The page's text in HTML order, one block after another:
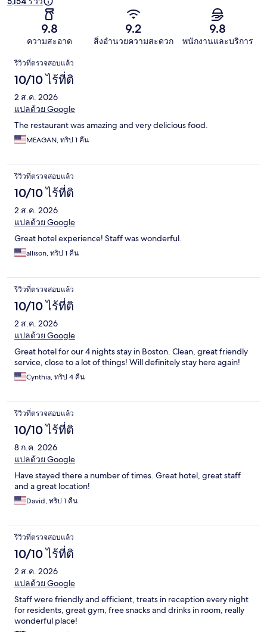
9.8
ความสะอาด
9.2
สิ่งอำนวยความสะดวก
9.8
พนักงานและบริการ
รีวิว
รีวิวที่ตรวจสอบแล้ว
10/10 ไร้ที่ติ
2 ส.ค. 2026
แปลด้วย Google
The restaurant was amazing and very delicious food.
MEAGAN, ทริป 1 คืน
รีวิวที่ตรวจสอบแล้ว
10/10 ไร้ที่ติ
2 ส.ค. 2026
แปลด้วย Google
Great hotel experience! Staff was wonderful.
allison, ทริป 1 คืน
รีวิวที่ตรวจสอบแล้ว
10/10 ไร้ที่ติ
2 ส.ค. 2026
แปลด้วย Google
Great hotel for our 4 nights stay in Boston. Clean, great friendly
service, close to a lot of things! Will definitely stay here again!
Cynthia, ทริป 4 คืน
รีวิวที่ตรวจสอบแล้ว
10/10 ไร้ที่ติ
8 ก.ค. 2026
แปลด้วย Google
Have stayed there a number of times. Great hotel, great staff
and a great location!
David, ทริป 1 คืน
รีวิวที่ตรวจสอบแล้ว
10/10 ไร้ที่ติ
2 ส.ค. 2026
แปลด้วย Google
Staff were friendly and efficient, treats in reception every night
for residents, great gym, free snacks and drinks in room, really
wonderful place!